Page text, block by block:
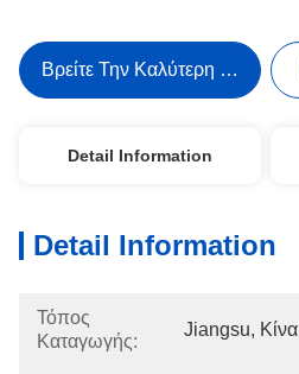
Βρείτε Την Καλύτερη Τιμή
Detail Information
Detail Information
Τόπος
Καταγωγής:
Jiangsu, Κίνα